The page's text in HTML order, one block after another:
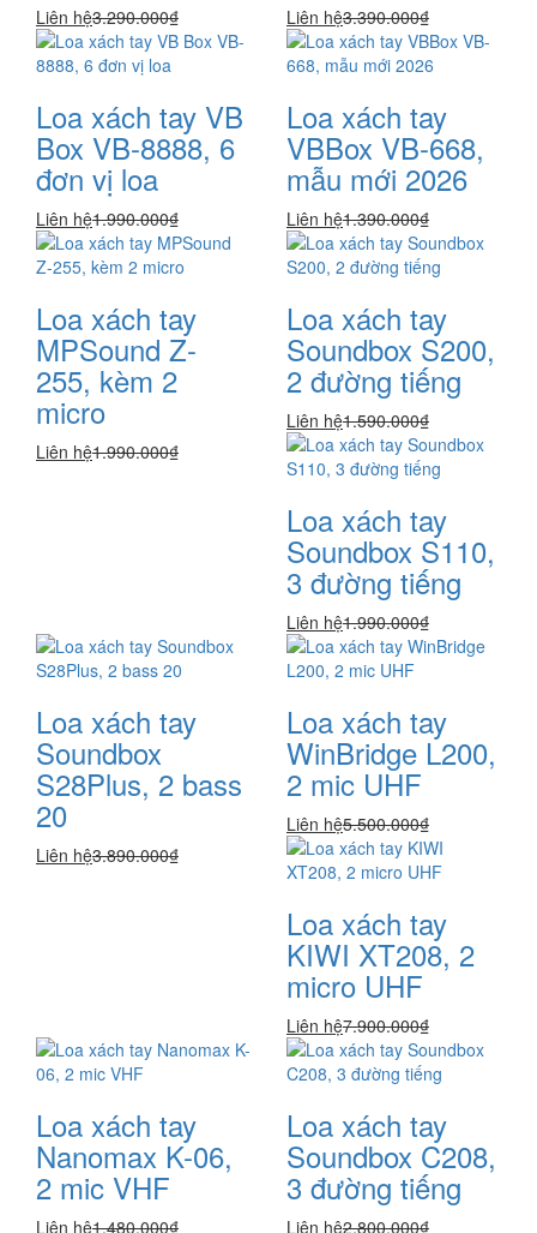
Liên hệ3.290.000₫ Liên hệ3.390.000₫
Loa xách tay VB
Box VB-8888, 6
đơn vị loa
Liên hệ1.990.000₫
Loa xách tay
VBBox VB-668,
mẫu mới 2026
Liên hệ1.390.000₫
Loa xách tay
MPSound Z-
255, kèm 2
micro
Liên hệ1.990.000₫
Loa xách tay
Soundbox S200,
2 đường tiếng
Liên hệ1.590.000₫
Loa xách tay
Soundbox S110,
3 đường tiếng
Liên hệ1.990.000₫
Loa xách tay
Soundbox
S28Plus, 2 bass
20
Liên hệ3.890.000₫
Loa xách tay
WinBridge L200,
2 mic UHF
Liên hệ5.500.000₫
Loa xách tay
KIWI XT208, 2
micro UHF
Liên hệ7.900.000₫
Loa xách tay
Nanomax K-06,
2 mic VHF
Liên hệ1.480.000₫
Loa xách tay
Soundbox C208,
3 đường tiếng
Liên hệ2.800.000₫